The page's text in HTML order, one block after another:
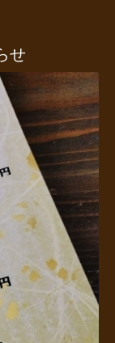
せ